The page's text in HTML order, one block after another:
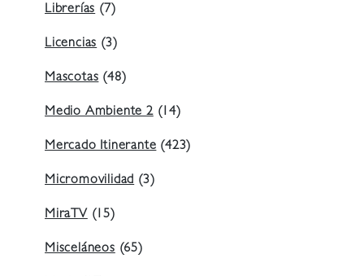
Librerías(7)
Licencias(3)
Mascotas(48)
Medio Ambiente 2(14)
Mercado Itinerante(423)
Micromovilidad(3)
MiraTV(15)
Misceláneos(65)